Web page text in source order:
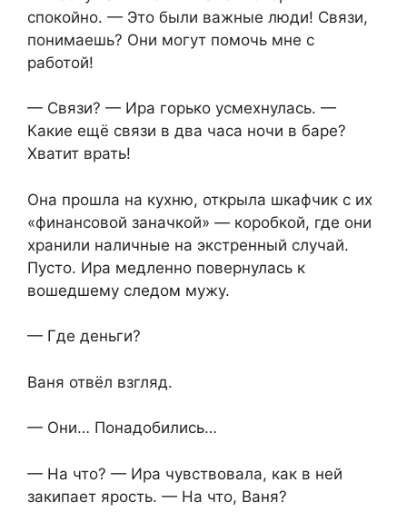
спокойно. — Это были важные люди! Связи,
понимаешь? Они могут помочь мне с
работой!
— Связи? — Ира горько усмехнулась. —
Какие ещё связи в два часа ночи в баре?
Хватит врать!
Она прошла на кухню, открыла шкафчик с их
«финансовой заначкой» — коробкой, где они
хранили наличные на экстренный случай.
Пусто. Ира медленно повернулась к
вошедшему следом мужу.
— Где деньги?
Ваня отвёл взгляд.
— Они… Понадобились…
— На что? — Ира чувствовала, как в ней
закипает ярость. — На что, Ваня?